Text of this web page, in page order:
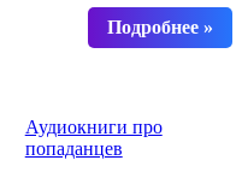
Аудиокниги про
попаданцев